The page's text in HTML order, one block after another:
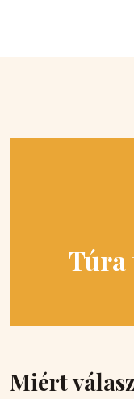
Túra
Miért